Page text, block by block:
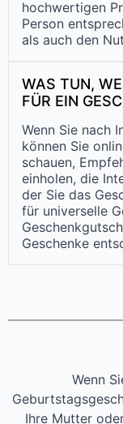
hochwertigen
Person
als auch den
WAS TUN,
FÜR EIN
Wenn Sie nach
können Sie
schauen,
einholen, die
der Sie das
für universelle
Geschenke
Wenn
Ihre Mutter